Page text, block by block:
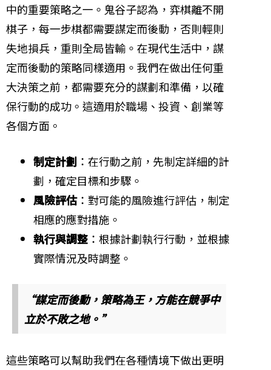
中的重要策略之一。鬼谷子認為，弈棋離不開
棋子，每一步棋都需要謀定而後動，否則輕則
失地損兵，重則全局皆輸。在現代生活中，謀
定而後動的策略同樣適用。我們在做出任何重
大決策之前，都需要充分的謀劃和準備，以確
保行動的成功。這適用於職場、投資、創業等
各個方面。
制定計劃 ：在行動之前，先制定詳細的計
劃，確定目標和步驟。
風險評估：對可能的風險進行評估，制定
相應的應對措施。
執行與調整：根據計劃執行行動，並根據
實際情況及時調整。
“謀定而後動，策略為王，方能在競爭中
立於不敗之地。”
這些策略可以幫助我們在各種情境下做出更明